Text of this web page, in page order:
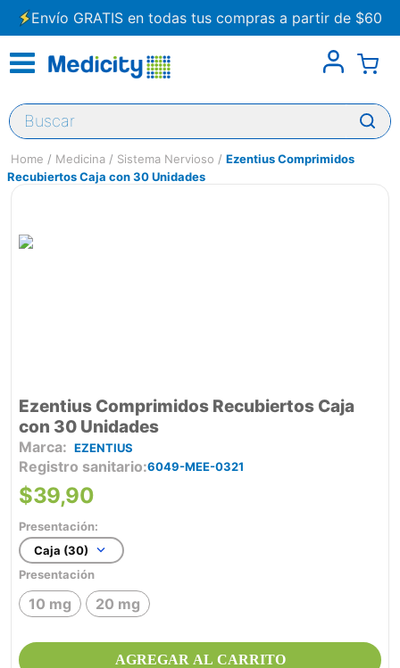
Envío GRATIS en todas tus compras a partir de $60
Buscar
Medicina Sistema Nervioso
Ezentius Comprimidos
Recubiertos Caja con 30 Unidades
Ezentius Comprimidos Recubiertos Caja
con 30 Unidades
EZENTIUS
Registro sanitario 6049-MEE-0321
$39,90
Presentación:
Caja (30)
Presentación
10 mg 20 mg
AGREGAR AL CARRITO